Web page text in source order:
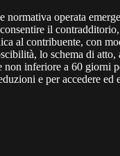
normativa operata
il
al contribuente, con
lo schema di atto,
non inferiore a 60 giorni
e per accedere ed